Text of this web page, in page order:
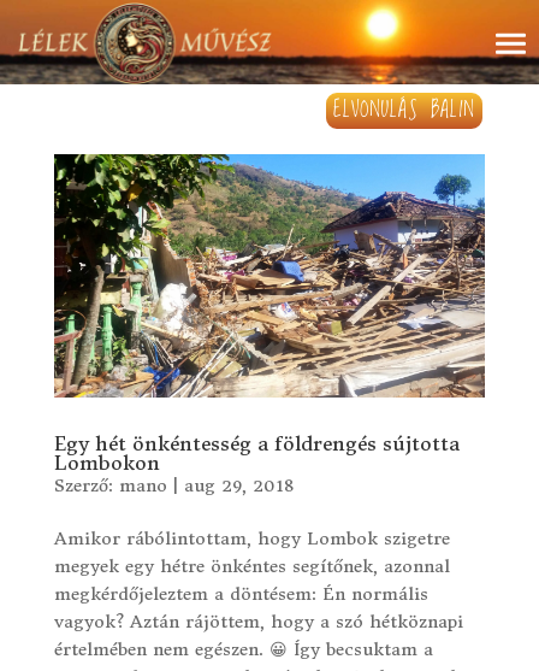
ELVONULÁS BALIN
Egy hét önkéntesség a földrengés sújtotta
Lombokon
Szerző: mano aug 29, 2018
Amikor rábólintottam, hogy Lombok szigetre
megyek egy hétre önkéntes segítőnek, azonnal
megkérdőjeleztem a döntésem: Én normális
vagyok? Aztán rájöttem, hogy a szó hétköznapi
értelmében nem egészen. 😀 Így becsuktam a